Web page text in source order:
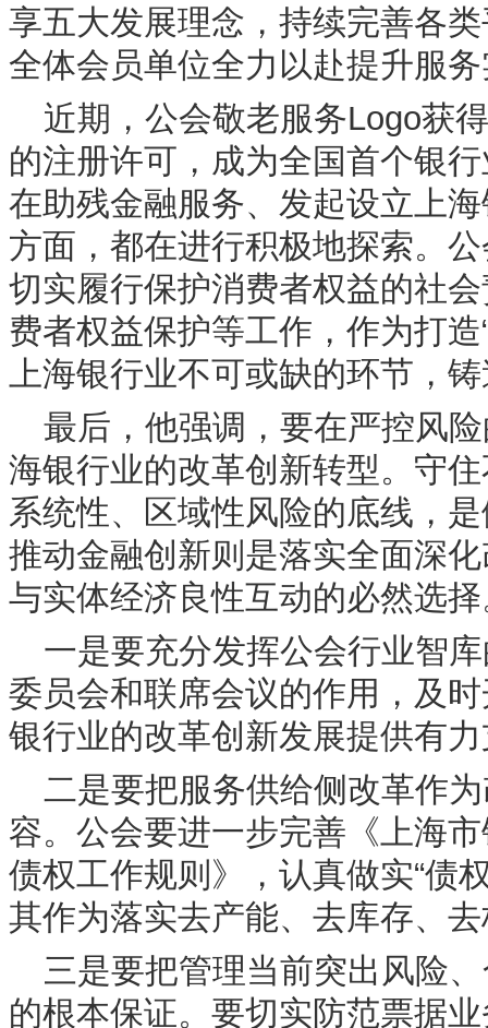
享五大发展理念，持续完善各
全体会员单位全力以赴提升服
近期，公会敬老服务Logo获
的注册许可，成为全国首个银
在助残金融服务、发起设立上
方面，都在进行积极地探索。
切实履行保护消费者权益的社
费者权益保护等工作，作为打
上海银行业不可或缺的环节，
最后，他强调，要在严控风
海银行业的改革创新转型。守
系统性、区域性风险的底线，
推动金融创新则是落实全面深
与实体经济良性互动的必然选
一是要充分发挥公会行业智
委员会和联席会议的作用，及
银行业的改革创新发展提供有
二是要把服务供给侧改革作
容。公会要进一步完善《上海
债权工作规则》，认真做实“债
其作为落实去产能、去库存、
三是要把管理当前突出风险
的根本保证。要切实防范票据